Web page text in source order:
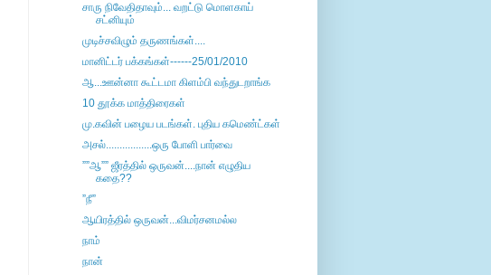
சாரு நிவேதிதாவும்... வறட்டு மொளகாய்
சட்னியும்
முடிச்சவிழும் தருணங்கள்....
மானிட்டர் பக்கங்கள்------25/01/2010
ஆ...ஊன்னா கூட்டமா கிளம்பி வந்துடறாங்க
10 தூக்க மாத்திரைகள்
மு.கவின் பழைய படங்கள். புதிய கமெண்ட்கள்
அசல்.................ஒரு போளி பார்வை
””ஆ”” ஜீரத்தில் ஒருவன்....நான் எழுதிய
கதை??
”நீ”
ஆயிரத்தில் ஒருவன்...விமர்சனமல்ல
நாம்
நான்